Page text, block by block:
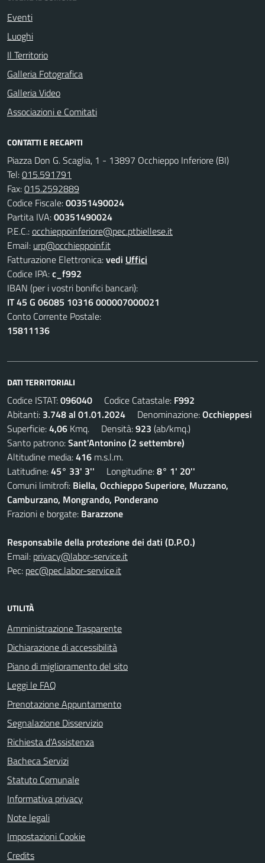
Eventi
Luoghi
Il Territorio
Galleria Fotografica
Galleria Video
Associazioni e Comitati
CONTATTI E RECAPITI
Piazza Don G. Scaglia, 1 - 13897 Occhieppo Inferiore (BI)
Tel:015.591791
Fax:015.2592889
Codice Fiscale:00351490024
Partita IVA:00351490024
P.E.C.:occhieppoinferiore@pec.ptbiellese.it
Email: urp@occhieppoinf.it
Fatturazione Elettronica:vedi Uffici
Codice IPA:c_f992
IBAN (per i vostri bonifici bancari):
IT 45 G 06085 10316 000007000021
Conto Corrente Postale:
15811136
DATI TERRITORIALI
Codice ISTAT:096040 Codice Catastale: F992
Abitanti: 3.748 al 01.01.2024 Denominazione:Occhieppesi
Superficie:4,06 Kmq. Densità:923 (ab/kmq.)
Santo patrono:Sant'Antonino (2 settembre)
Altitudine media:416 m.s.l.m.
Latitudine:45° 33' 3'' Longitudine:8° 1' 20''
Comuni limitrofi: Biella, Occhieppo Superiore, Muzzano,
Camburzano, Mongrando, Ponderano
Frazioni e borgate: Barazzone
Responsabile della protezione dei dati (D.P.O.)
Email: privacy@labor-service.it
Pec: pec@pec.labor-service.it
UTILITÀ
Amministrazione Trasparente
Dichiarazione di accessibilità
Piano di miglioramento del sito
Leggi le FAQ
Prenotazione Appuntamento
Segnalazione Disservizio
Richiesta d'Assistenza
Bacheca Servizi
Statuto Comunale
Informativa privacy
Note legali
Impostazioni Cookie
Credits